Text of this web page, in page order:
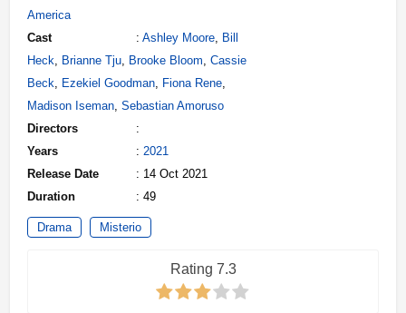
America
Cast
: Ashley Moore, Bill
Heck, Brianne Tju, Brooke Bloom, Cassie
Beck, Ezekiel Goodman, Fiona Rene,
Madison Iseman, Sebastian Amoruso
Directors
:
Years
: 2021
Release Date
: 14 Oct 2021
Duration
: 49
Drama Misterio
Rating 7.3